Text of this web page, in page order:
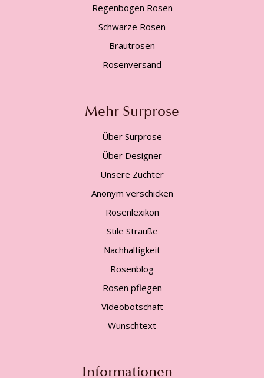
Regenbogen Rosen
Schwarze Rosen
Brautrosen
Rosenversand
Mehr Surprose
Über Surprose
Über Designer
Unsere Züchter
Anonym verschicken
Rosenlexikon
Stile Sträuße
Nachhaltigkeit
Rosenblog
Rosen pflegen
Videobotschaft
Wunschtext
Informationen